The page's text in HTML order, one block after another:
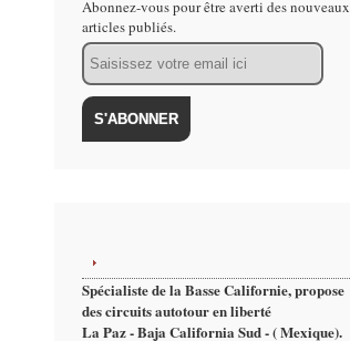
Abonnez-vous pour être averti des nouveaux
articles publiés.
Email
Spécialiste de la Basse Californie, propose
des circuits autotour en liberté
La Paz - Baja California Sud - ( Mexique).